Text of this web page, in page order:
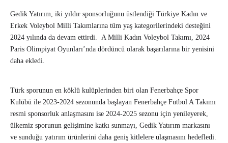
Gedik Yatırım, iki yıldır sponsorluğunu üstlendiği Türkiye Kadın ve
Erkek Voleybol Milli Takımlarına tüm yaş kategorilerindeki desteğini
2024 yılında da devam ettirdi. A Milli Kadın Voleybol Takımı, 2024
Paris Olimpiyat Oyunları’nda dördüncü olarak başarılarına bir yenisini
daha ekledi.
Türk sporunun en köklü kulüplerinden biri olan Fenerbahçe Spor
Kulübü ile 2023-2024 sezonunda başlayan Fenerbahçe Futbol A Takımı
resmi sponsorluk anlaşmasını ise 2024-2025 sezonu için yenileyerek,
ülkemiz sporunun gelişimine katkı sunmayı, Gedik Yatırım markasını
ve sunduğu yatırım ürünlerini daha geniş kitlelere ulaşmasını hedefledi.